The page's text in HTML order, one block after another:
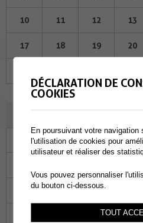
10 11 12 13
17 18 19 20
Ma Me Je
09 10
18
DÉCLARATION DE
COOKIES
En poursuivant votre
l'utilisation de cookies pour
utilisateur et réaliser des
Vous pouvez personnaliser
du bouton ci-dessous.
TOUT